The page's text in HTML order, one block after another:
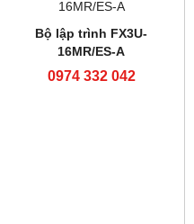
Modul mở rộng analog
FATEK FBS-4DA
0974 332 042